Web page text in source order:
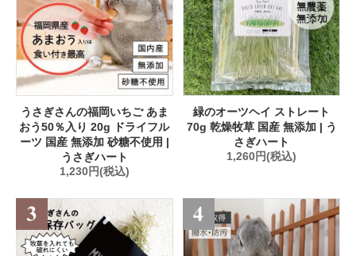
うさぎさんの福岡いちご あま
おう50％入り 20g ドライフル
ーツ 国産 無添加 砂糖不使用 |
うさぎハート
1,230円(税込)
緑のオーツヘイ ストレート
70g 乾燥牧草 国産 無添加 | う
さぎハート
1,260円(税込)